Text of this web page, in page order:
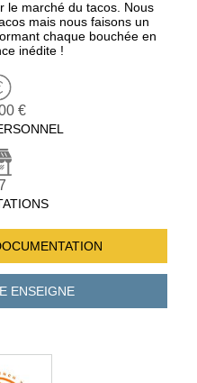
le marché du tacos. Nous
mais nous faisons un
chaque bouchée en
inédite !
€
ENSEIGNE